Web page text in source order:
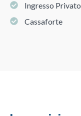
Ingresso Privato
Cassaforte